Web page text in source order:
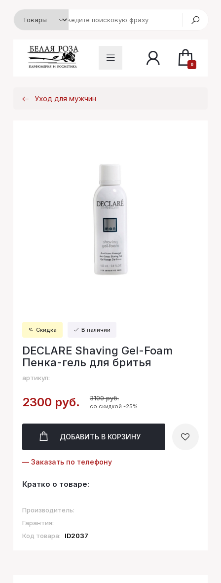
0
Уход для мужчин
Скидка В наличии
DECLARE Shaving Gel-Foam
Пенка-гель для бритья
артикул:
2300 руб. 3100 руб.
со скидкой -25%
ДОБАВИТЬ В КОРЗИНУ
— Заказать по телефону
Кратко о товаре:
Производитель:
Гарантия:
Код товара:
ID2037